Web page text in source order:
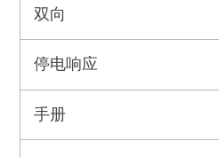
双向
停电响应
手册